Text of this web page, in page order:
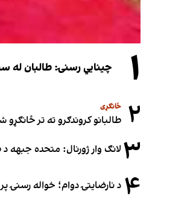
۱ چینایي رسنۍ: طالبان له
۲ ځانګړی
طالبانو کروندګرو ته تر ځانګړو
۳ لانګ وار ژورنال: متحده جبهه
۴ د نارضایتۍ دوام؛ خواله رسنۍ